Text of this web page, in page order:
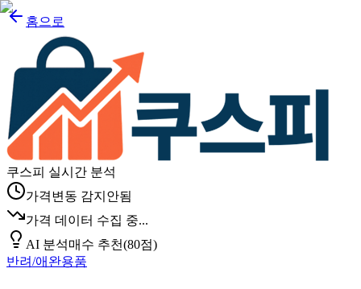
홈으로
쿠스피 실시간 분석
가격변동 감지안됨
가격 데이터 수집 중...
AI 분석매수 추천(80점)
반려/애완용품